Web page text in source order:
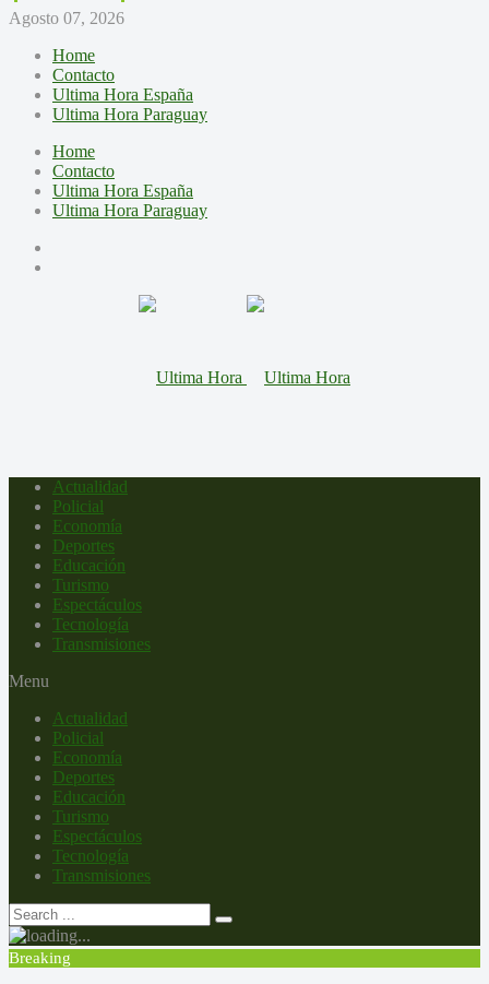
Agosto 07, 2026
Home
Contacto
Ultima Hora España
Ultima Hora Paraguay
Home
Contacto
Ultima Hora España
Ultima Hora Paraguay
Actualidad
Policial
Economía
Deportes
Educación
Turismo
Espectáculos
Tecnología
Transmisiones
Menu
Actualidad
Policial
Economía
Deportes
Educación
Turismo
Espectáculos
Tecnología
Transmisiones
Breaking